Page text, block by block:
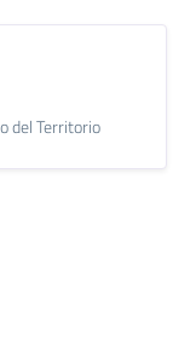
del Territorio